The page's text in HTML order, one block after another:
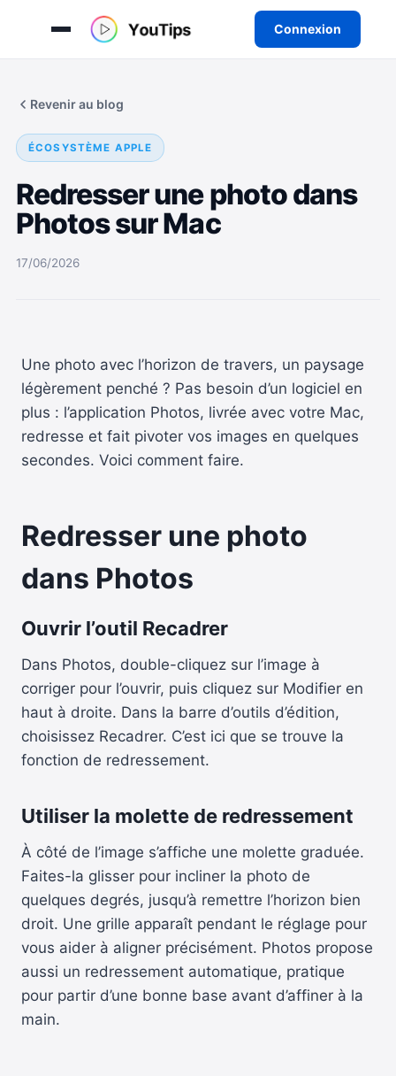
Connexion
Revenir au blog
ÉCOSYSTÈME APPLE
Redresser une photo dans
Photos sur Mac
17/06/2026
Une photo avec l’horizon de travers, un paysage
légèrement penché ? Pas besoin d’un logiciel en
plus : l’application Photos, livrée avec votre Mac,
redresse et fait pivoter vos images en quelques
secondes. Voici comment faire.
Redresser une photo
dans Photos
Ouvrir l’outil Recadrer
Dans Photos, double-cliquez sur l’image à
corriger pour l’ouvrir, puis cliquez sur Modifier en
haut à droite. Dans la barre d’outils d’édition,
choisissez Recadrer. C’est ici que se trouve la
fonction de redressement.
Utiliser la molette de redressement
À côté de l’image s’affiche une molette graduée.
Faites-la glisser pour incliner la photo de
quelques degrés, jusqu’à remettre l’horizon bien
droit. Une grille apparaît pendant le réglage pour
vous aider à aligner précisément. Photos propose
aussi un redressement automatique, pratique
pour partir d’une bonne base avant d’affiner à la
main.